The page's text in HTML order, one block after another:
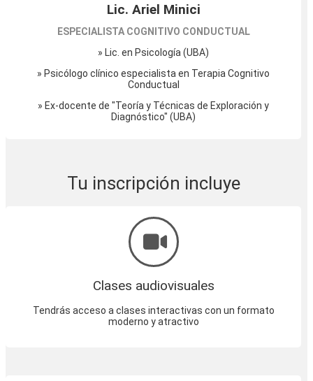
Lic. Ariel Minici
ESPECIALISTA COGNITIVO CONDUCTUAL
» Lic. en Psicología (UBA)
» Psicólogo clínico especialista en Terapia Cognitivo
Conductual
» Ex-docente de "Teoría y Técnicas de Exploración y
Diagnóstico" (UBA)
Tu inscripción incluye
Clases audiovisuales
Tendrás acceso a clases interactivas con un formato
moderno y atractivo